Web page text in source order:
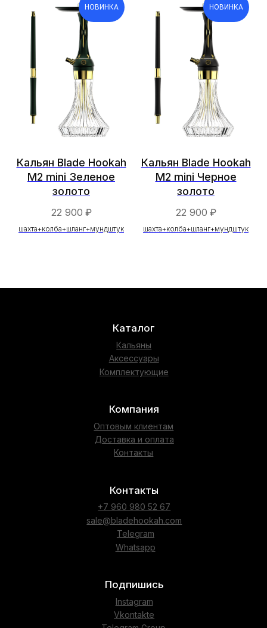
НОВИНКА
Кальян Blade Hookah
M2 mini Зеленое
золото
22 900 ₽
шахта+колба+шланг+мундштук
НОВИНКА
Кальян Blade Hookah
M2 mini Черное
золото
22 900 ₽
шахта+колба+шланг+мундштук
Кальяны
Оптовым клиентам
+7 960 980 52 67
Instagram
Каталог
Компания
Подпишись
Аксессуары
Доставка и оплата
sale@bladehookah.com
Комплектующие
Политика конфиденциальности
Контакты
Telegram
Whatsapp